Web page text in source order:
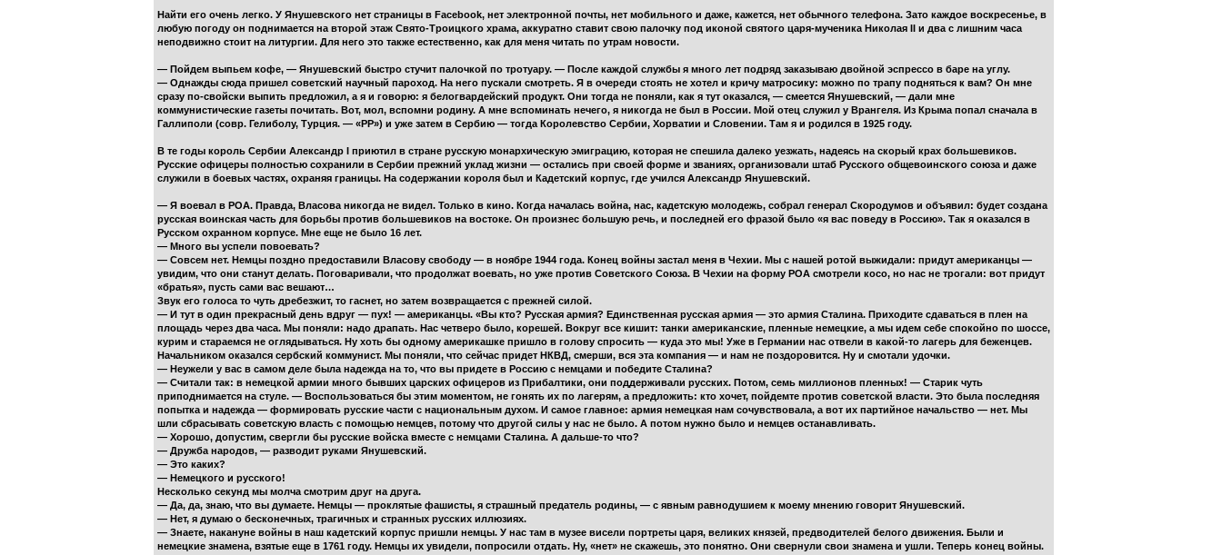
Найти его очень легко. У Янушевского нет страницы в Facebook, нет электронной почты, нет мобильного и даже, кажется, нет обычного телефона. Зато каждое воскресенье, в
любую погоду он поднимается на второй этаж Свято-Троицкого храма, аккуратно ставит свою палочку под иконой святого царя-мученика Николая II и два с лишним часа
неподвижно стоит на литургии. Для него это также естественно, как для меня читать по утрам новости.
— Пойдем выпьем кофе, — Янушевский быстро стучит палочкой по тротуару. — После каждой службы я много лет подряд заказываю двойной эспрессо в баре на углу.
— Однажды сюда пришел советский научный пароход. На него пускали смотреть. Я в очереди стоять не хотел и кричу матросику: можно по трапу подняться к вам? Он мне
сразу по-свойски выпить предложил, а я и говорю: я белогвардейский продукт. Они тогда не поняли, как я тут оказался, — смеется Янушевский, — дали мне
коммунистические газеты почитать. Вот, мол, вспомни родину. А мне вспоминать нечего, я никогда не был в России. Мой отец служил у Врангеля. Из Крыма попал сначала в
Галлиполи (совр. Гелиболу, Турция. — «РР») и уже затем в Сербию — тогда Королевство Сербии, Хорватии и Словении. Там я и родился в 1925 году.
В те годы король Сербии Александр I приютил в стране русскую монархическую эмиграцию, которая не спешила далеко уезжать, надеясь на скорый крах большевиков.
Русские офицеры полностью сохранили в Сербии прежний уклад жизни — остались при своей форме и званиях, организовали штаб Русского общевоинского союза и даже
служили в боевых частях, охраняя границы. На содержании короля был и Кадетский корпус, где учился Александр Янушевский.
— Я воевал в РОА. Правда, Власова никогда не видел. Только в кино. Когда началась война, нас, кадетскую молодежь, собрал генерал Скородумов и объявил: будет создана
русская воинская часть для борьбы против большевиков на востоке. Он произнес большую речь, и последней его фразой было «я вас поведу в Россию». Так я оказался в
Русском охранном корпусе. Мне еще не было 16 лет.
— Много вы успели повоевать?
— Совсем нет. Немцы поздно предоставили Власову свободу — в ноябре 1944 года. Конец войны застал меня в Чехии. Мы с нашей ротой выжидали: придут американцы —
увидим, что они станут делать. Поговаривали, что продолжат воевать, но уже против Советского Союза. В Чехии на форму РОА смотрели косо, но нас не трогали: вот придут
«братья», пусть сами вас вешают…
Звук его голоса то чуть дребезжит, то гаснет, но затем возвращается с прежней силой.
— И тут в один прекрасный день вдруг — пух! — американцы. «Вы кто? Русская армия? Единственная русская армия — это армия Сталина. Приходите сдаваться в плен на
площадь через два часа. Мы поняли: надо драпать. Нас четверо было, корешей. Вокруг все кишит: танки американские, пленные немецкие, а мы идем себе спокойно по шоссе,
курим и стараемся не оглядываться. Ну хоть бы одному америкашке пришло в голову спросить — куда это мы! Уже в Германии нас отвели в какой-то лагерь для беженцев.
Начальником оказался сербский коммунист. Мы поняли, что сейчас придет НКВД, смерши, вся эта компания — и нам не поздоровится. Ну и смотали удочки.
— Неужели у вас в самом деле была надежда на то, что вы придете в Россию с немцами и победите Сталина?
— Считали так: в немецкой армии много бывших царских офицеров из Прибалтики, они поддерживали русских. Потом, семь миллионов пленных! — Старик чуть
приподнимается на стуле. — Воспользоваться бы этим моментом, не гонять их по лагерям, а предложить: кто хочет, пойдемте против советской власти. Это была последняя
попытка и надежда — формировать русские части с национальным духом. И самое главное: армия немецкая нам сочувствовала, а вот их партийное начальство — нет. Мы
шли сбрасывать советскую власть с помощью немцев, потому что другой силы у нас не было. А потом нужно было и немцев останавливать.
— Хорошо, допустим, свергли бы русские войска вместе с немцами Сталина. А дальше-то что?
— Дружба народов, — разводит руками Янушевский.
— Это каких?
— Немецкого и русского!
Несколько секунд мы молча смотрим друг на друга.
— Да, да, знаю, что вы думаете. Немцы — проклятые фашисты, я страшный предатель родины, — с явным равнодушием к моему мнению говорит Янушевский.
— Нет, я думаю о бесконечных, трагичных и странных русских иллюзиях.
— Знаете, накануне войны в наш кадетский корпус пришли немцы. У нас там в музее висели портреты царя, великих князей, предводителей белого движения. Были и
немецкие знамена, взятые еще в 1761 году. Немцы их увидели, попросили отдать. Ну, «нет» не скажешь, это понятно. Они свернули свои знамена и ушли. Теперь конец войны.